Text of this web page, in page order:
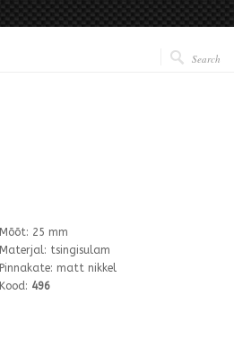
Mõõt: 25 mm
Materjal: tsingisulam
Pinnakate: matt nikkel
Kood: 496